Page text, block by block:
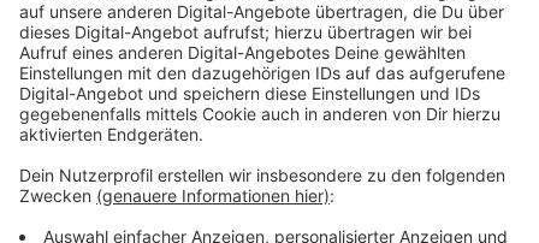
Das 17-jährige Opfer ist jetzt außer Lebensgefahr.
Anzeige